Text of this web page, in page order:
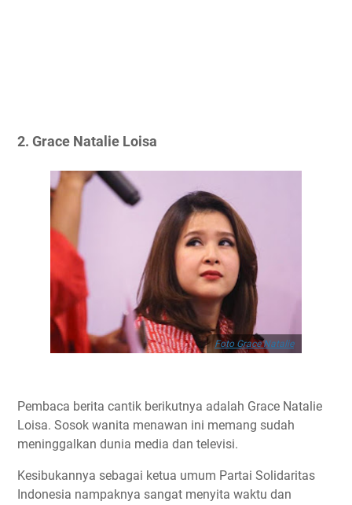
2. Grace Natalie Loisa
Foto Grace Natalie
Pembaca berita cantik berikutnya adalah Grace Natalie
Loisa. Sosok wanita menawan ini memang sudah
meninggalkan dunia media dan televisi.
Kesibukannya sebagai ketua umum Partai Solidaritas
Indonesia nampaknya sangat menyita waktu dan